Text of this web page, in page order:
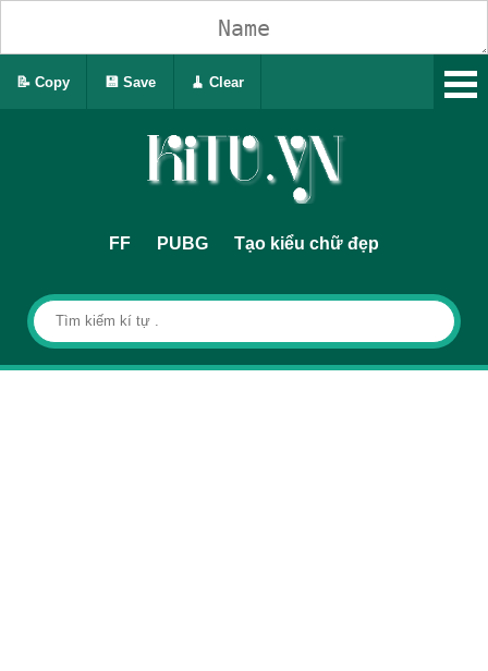
FF PUBG Tạo kiểu chữ đẹp
📝 Copy 💾 Save 🧹 Clear